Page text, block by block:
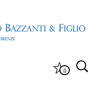
0